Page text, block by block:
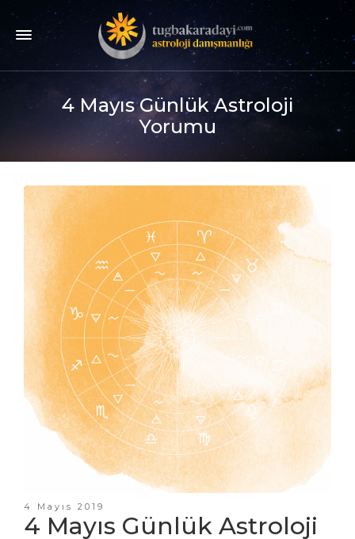
4 Mayıs Günlük Astroloji
Yorumu
4 Mayıs 2019
4 Mayıs Günlük Astroloji